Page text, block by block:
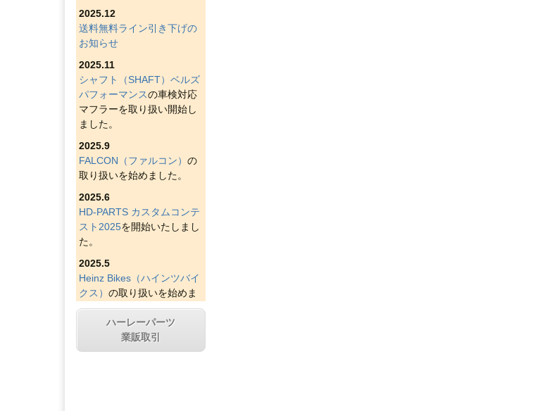
2025.12
送料無料ライン引き下げの
お知らせ
2025.11
シャフト（SHAFT）ベルズ
パフォーマンスの車検対応
マフラーを取り扱い開始し
ました。
2025.9
FALCON（ファルコン） の
取り扱いを始めました。
2025.6
HD-PARTS カスタムコンテ
スト2025を開始いたしまし
た。
2025.5
Heinz Bikes（ハインツバイ
クス） の取り扱いを始めま
した。
2025.4
Figurati Designs（フィグラ
ハーレーパーツ
業販取引